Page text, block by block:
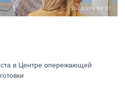
в Центре опережающей